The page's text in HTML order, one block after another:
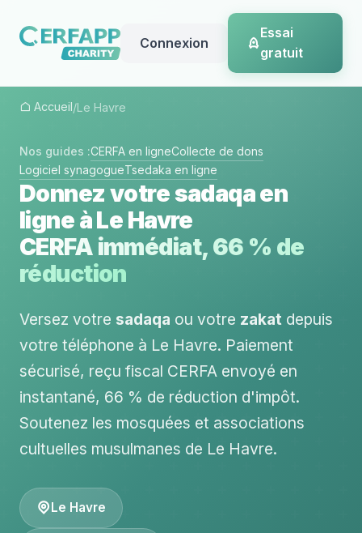
Connexion
Essai
gratuit
Accueil/Le Havre
Nos guides :CERFA en ligneCollecte de dons
Logiciel synagogueTsedaka en ligne
Donnez votre sadaqa en
ligne à Le Havre
CERFA immédiat, 66 % de
réduction
Versez votre sadaqa ou votre zakat depuis
votre téléphone à Le Havre. Paiement
sécurisé, reçu fiscal CERFA envoyé en
instantané, 66 % de réduction d'impôt.
Soutenez les mosquées et associations
cultuelles musulmanes de Le Havre.
Le Havre